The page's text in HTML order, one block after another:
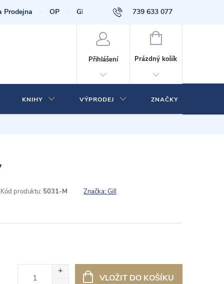
739 633 077
Prodejna OP GDPR
Přihlášení
NÁKUPNÍ
Prázdný košík
KNIHY VÝPRODEJ ZNAČKY
Kód produktu: 5031-M Značka:Gill
VLOŽIT DO KOŠÍKU